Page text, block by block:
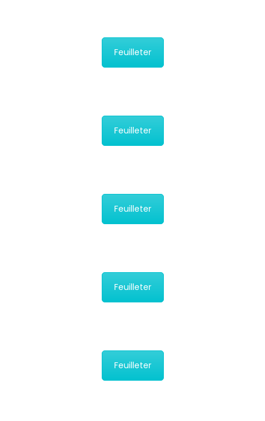
Feuilleter
Feuilleter
Feuilleter
Feuilleter
Feuilleter